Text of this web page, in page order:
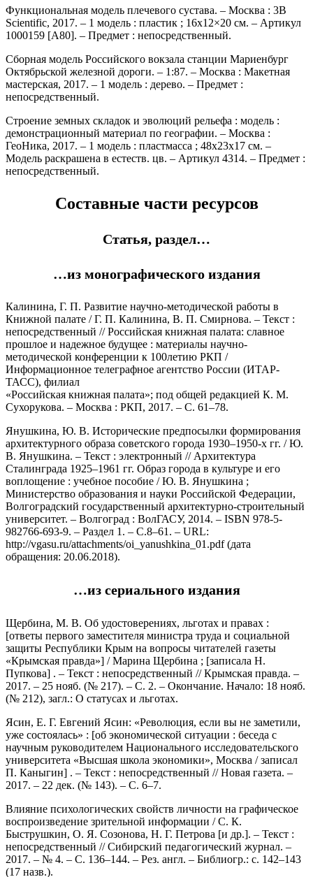
Функциональная модель плечевого сустава. – Москва : 3B
Scientific, 2017. – 1 модель : пластик ; 16х12×20 см. – Артикул
1000159 [А80]. – Предмет : непосредственный.
Сборная модель Российского вокзала станции Мариенбург
Октябрьской железной дороги. – 1:87. – Москва : Макетная
мастерская, 2017. – 1 модель : дерево. – Предмет :
непосредственный.
Строение земных складок и эволюций рельефа : модель :
демонстрационный материал по географии. – Москва :
ГеоНика, 2017. – 1 модель : пластмасса ; 48х23х17 см. –
Модель раскрашена в естеств. цв. – Артикул 4314. – Предмет :
непосредственный.
Составные части ресурсов
Статья, раздел…
…из монографического издания
Калинина, Г. П. Развитие научно-методической работы в
Книжной палате / Г. П. Калинина, В. П. Смирнова. – Текст :
непосредственный // Российская книжная палата: славное
прошлое и надежное будущее : материалы научно-
методической конференции к 100летию РКП /
Информационное телеграфное агентство России (ИТАР-
ТАСС), филиал
«Российская книжная палата»; под общей редакцией К. М.
Сухорукова. – Москва : РКП, 2017. – С. 61–78.
Янушкина, Ю. В. Исторические предпосылки формирования
архитектурного образа советского города 1930–1950-х гг. / Ю.
В. Янушкина. – Текст : электронный // Архитектура
Сталинграда 1925–1961 гг. Образ города в культуре и его
воплощение : учебное пособие / Ю. В. Янушкина ;
Министерство образования и науки Российской Федерации,
Волгоградский государственный архитектурно-строительный
университет. – Волгоград : ВолГАСУ, 2014. – ISBN 978-5-
982766-693-9. – Раздел 1. – С.8–61. – URL:
http://vgasu.ru/attachments/oi_yanushkina_01.pdf (дата
обращения: 20.06.2018).
…из сериального издания
Щербина, М. В. Об удостоверениях, льготах и правах :
[ответы первого заместителя министра труда и социальной
защиты Республики Крым на вопросы читателей газеты
«Крымская правда»] / Марина Щербина ; [записала Н.
Пупкова] . – Текст : непосредственный // Крымская правда. –
2017. – 25 нояб. (№ 217). – С. 2. – Окончание. Начало: 18 нояб.
(№ 212), загл.: О статусах и льготах.
Ясин, Е. Г. Евгений Ясин: «Революция, если вы не заметили,
уже состоялась» : [об экономической ситуации : беседа с
научным руководителем Национального исследовательского
университета «Высшая школа экономики», Москва / записал
П. Каныгин] . – Текст : непосредственный // Новая газета. –
2017. – 22 дек. (№ 143). – С. 6–7.
Влияние психологических свойств личности на графическое
воспроизведение зрительной информации / С. К.
Быструшкин, О. Я. Созонова, Н. Г. Петрова [и др.]. – Текст :
непосредственный // Сибирский педагогический журнал. –
2017. – № 4. – С. 136–144. – Рез. англ. – Библиогр.: с. 142–143
(17 назв.).